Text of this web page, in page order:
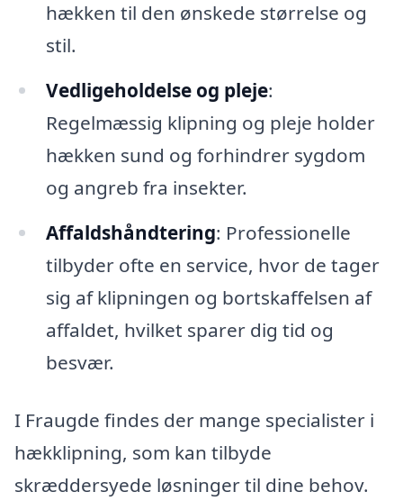
hækken til den ønskede størrelse og
stil.
Vedligeholdelse og pleje:
Regelmæssig klipning og pleje holder
hækken sund og forhindrer sygdom
og angreb fra insekter.
Affaldshåndtering: Professionelle
tilbyder ofte en service, hvor de tager
sig af klipningen og bortskaffelsen af
affaldet, hvilket sparer dig tid og
besvær.
I Fraugde findes der mange specialister i
hækklipning, som kan tilbyde
skræddersyede løsninger til dine behov.